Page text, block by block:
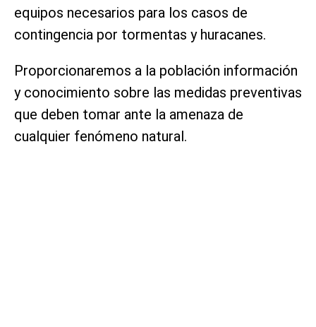
equipos necesarios para los casos de
contingencia por tormentas y huracanes.
Proporcionaremos a la población información
y conocimiento sobre las medidas preventivas
que deben tomar ante la amenaza de
cualquier fenómeno natural.